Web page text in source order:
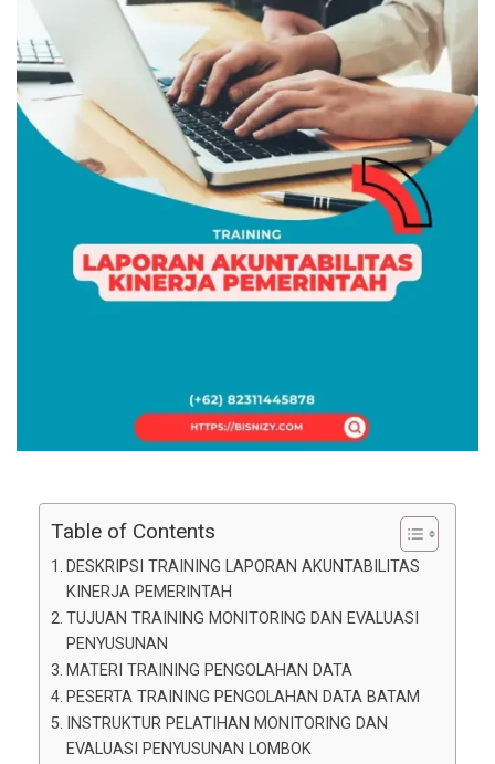
Table of Contents
DESKRIPSI TRAINING LAPORAN AKUNTABILITAS
KINERJA PEMERINTAH
TUJUAN TRAINING MONITORING DAN EVALUASI
PENYUSUNAN
MATERI TRAINING PENGOLAHAN DATA
PESERTA TRAINING PENGOLAHAN DATA BATAM
INSTRUKTUR PELATIHAN MONITORING DAN
EVALUASI PENYUSUNAN LOMBOK